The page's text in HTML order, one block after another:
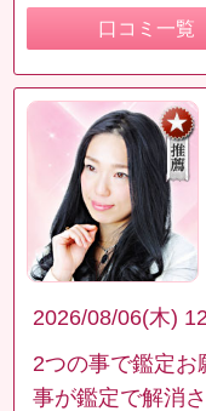
口コミ一覧
2026/08/06(木)
2つの事で鑑定お
事が鑑定で解消